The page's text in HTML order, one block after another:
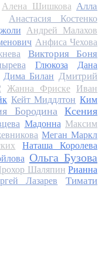
Алена Шишкова Алла
Анастасия Костенко
Андрей Малахов
Анфиса Чехова
Виктория Боня
Глюкоза
Дана
Дима Билан Дмитрий
Жанна Фриске
Иван
Кейт Миддлтон Ким
Бородина
Ксения
Мадонна Максим
Меган Маркл
Наташа Королева
Ольга Бузова
Шаляпин Рианна
Лазарев
Тимати